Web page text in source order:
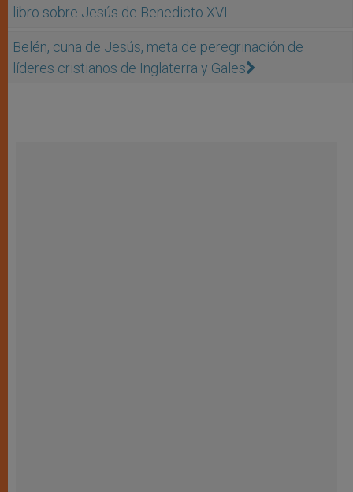
libro sobre Jesús de Benedicto XVI
Belén, cuna de Jesús, meta de peregrinación de
líderes cristianos de Inglaterra y Gales